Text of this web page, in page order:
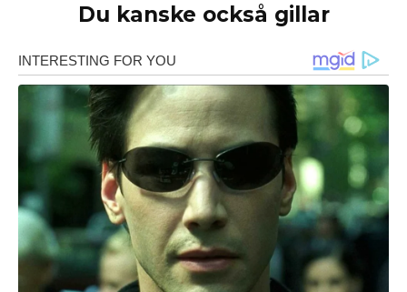
Du kanske också gillar